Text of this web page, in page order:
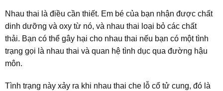
Nhau thai là điều cần thiết. Em bé của bạn nhận được chất
dinh dưỡng và oxy từ nó, và nhau thai loại bỏ các chất
thải. Bạn có thể gây hại cho nhau thai nếu bạn có một tình
trạng gọi là nhau thai và quan hệ tình dục qua đường hậu
môn.
Tình trạng này xảy ra khi nhau thai che lỗ cổ tử cung, đó là